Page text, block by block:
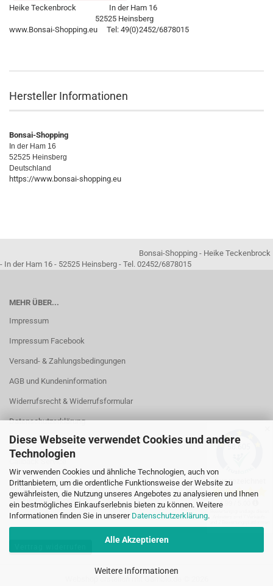
Diese Webseite verwendet Cookies und andere
Technologien
Wir verwenden Cookies und ähnliche Technologien, auch von
Drittanbietern, um die ordentliche Funktionsweise der Website zu
gewährleisten, die Nutzung unseres Angebotes zu analysieren und Ihnen
ein bestmögliches Einkaufserlebnis bieten zu können. Weitere
Informationen finden Sie in unserer Datenschutzerklärung.
Alle Akzeptieren
Weitere Informationen
Heike Teckenbrock In der Ham 16
52525 Heinsberg
www.Bonsai-Shopping.eu Tel: 49(0)2452/6878015
Hersteller Informationen
Bonsai-Shopping
In der Ham 16
52525 Heinsberg
Deutschland
https://www.bonsai-shopping.eu
Bonsai-Shopping - Heike Teckenbrock
- In der Ham 16 - 52525 Heinsberg - Tel. 02452/6878015
MEHR ÜBER...
Impressum
Impressum Facebook
Versand- & Zahlungsbedingungen
AGB und Kundeninformation
Widerrufsrecht & Widerrufsformular
Datenschutzerklärung
Kontakt
Callback Service
Öffnungszeiten
Cookie Einstellungen